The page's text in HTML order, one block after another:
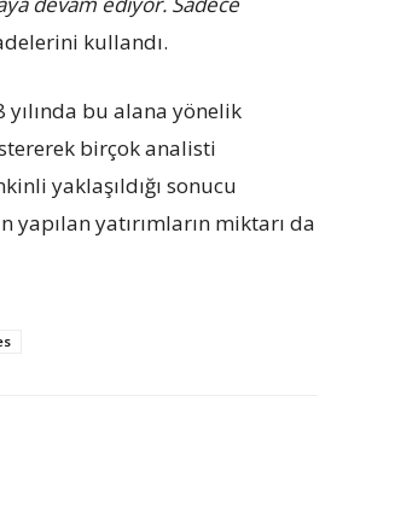
kullandı.
bu alana yönelik
birçok analisti
yaklaşıldığı sonucu
yatırımların miktarı da